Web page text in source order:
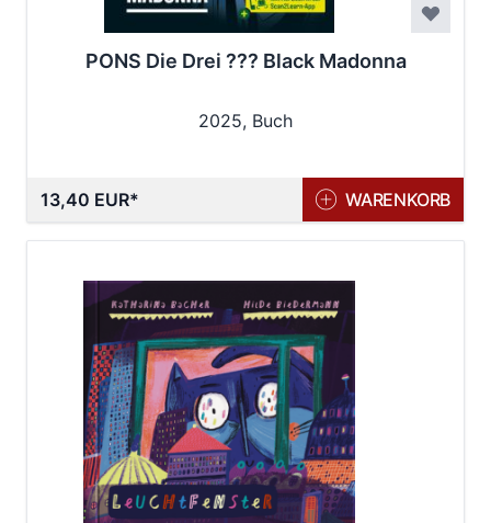
PONS Die Drei ??? Black Madonna
2025, Buch
13,40 EUR WARENKORB